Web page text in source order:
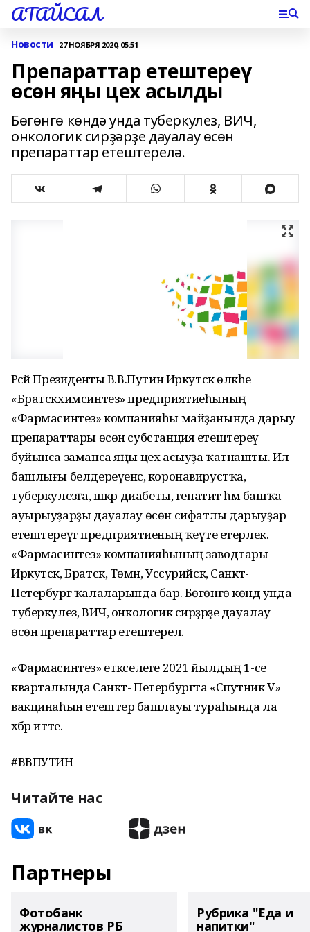
АТАЙСАЛ
Новости 27 НОЯБРЯ 2020, 05:51
Препараттар етештереү
өсөн яңы цех асылды
Бөгөнгө көндә унда туберкулез, ВИЧ,
онкологик сирҙәрҙе дауалау өсөн
препараттар етештерелә.
Рәсәй Президенты В.В.Путин Иркутск өлкәһе
«Братскхимсинтез» предприятиеһының
«Фармасинтез» компанияһы майҙанында дарыу
препараттары өсөн субстанция етештереү
буйынса заманса яңы цех асыуҙа ҡатнашты. Ил
башлығы белдереүенсә, коронавирустҡа,
туберкулезға, шәкәр диабеты, гепатит һәм башҡа
ауырыуҙарҙы дауалау өсөн сифатлы дарыуҙар
етештереүгә предприятиеның ҡеүәте етерлек.
«Фармасинтез» компанияһының заводтары
Иркутск, Братск, Төмән, Уссурийск, Санкт-
Петербург ҡалаларында бар. Бөгөнгө көндә унда
туберкулез, ВИЧ, онкологик сирҙәрҙе дауалау
өсөн препараттар етештерелә.
«Фармасинтез» етәкселеге 2021 йылдың 1-се
кварталында Санкт- Петербургта «Спутник V»
вакцинаһын етештерә башлауы тураһында ла
хәбәр итте.
#ВВПУТИН
Читайте нас
Партнеры
Фотобанк
журналистов РБ
Рубрика "Еда и
напитки"